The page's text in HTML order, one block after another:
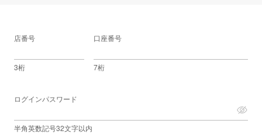
店番号
3桁
口座番号
7桁
ログインパスワード
半角英数記号32文字以内